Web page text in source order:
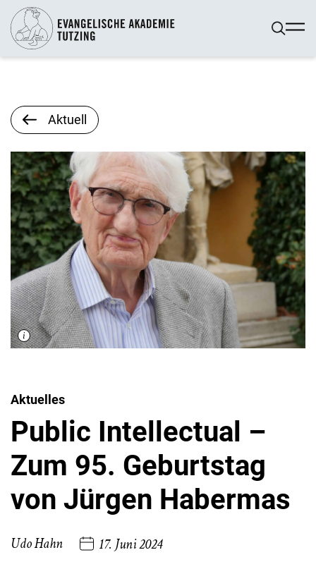
Aktuell
Aktuelles
Public Intellectual –
Zum 95. Geburtstag
von Jürgen Habermas
Udo Hahn 17. Juni 2024